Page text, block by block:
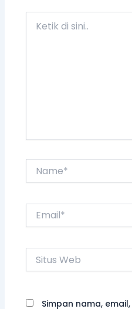
Situs
pada peramban ini
berikutnya.